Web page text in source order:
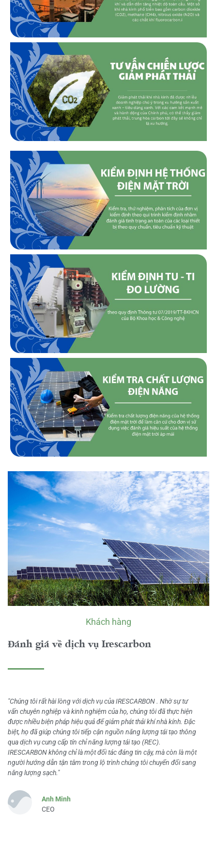
Khách hàng
Đánh giá về dịch vụ Irescarbon
"Chúng tôi rất hài lòng với dịch vụ của IRESCARBON . Nhờ sự tư
vấn chuyên nghiệp và kinh nghiệm của họ, chúng tôi đã thực hiện
được nhiều biện pháp hiệu quả để giảm phát thải khí nhà kính. Đặc
biệt, họ đã giúp chúng tôi tiếp cận nguồn năng lượng tái tạo thông
qua dịch vụ cung cấp tín chỉ năng lượng tái tạo (REC).
IRESCARBON không chỉ là một đối tác đáng tin cậy, mà còn là một
người hướng dẫn tận tâm trong lộ trình chúng tôi chuyển đổi sang
năng lượng sạch."
Anh Minh
CEO